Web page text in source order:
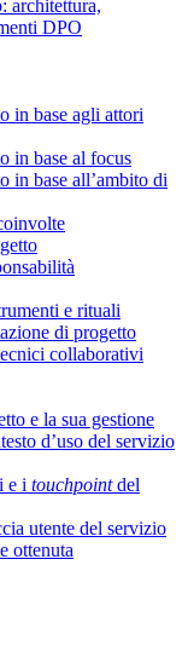
architettura,
DPO
in base agli attori
in base al focus
in base all’ambito di
e rituali
di progetto
collaborativi
e la sua gestione
d’uso del servizio
e i touchpointdel
utente del servizio
ottenuta